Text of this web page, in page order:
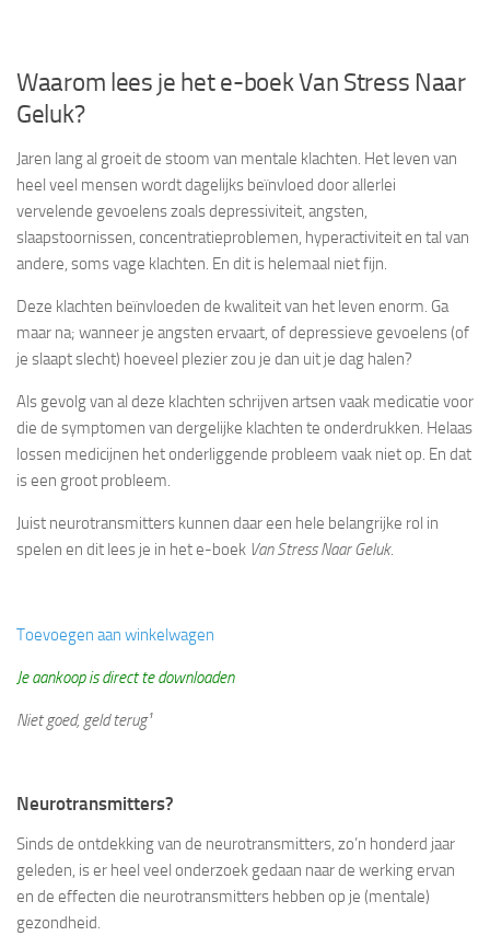
Waarom lees je het e-boek Van Stress Naar
Geluk?
Jaren lang al groeit de stoom van mentale klachten. Het leven van
heel veel mensen wordt dagelijks beïnvloed door allerlei
vervelende gevoelens zoals depressiviteit, angsten,
slaapstoornissen, concentratieproblemen, hyperactiviteit en tal van
andere, soms vage klachten. En dit is helemaal niet fijn.
Deze klachten beïnvloeden de kwaliteit van het leven enorm. Ga
maar na; wanneer je angsten ervaart, of depressieve gevoelens (of
je slaapt slecht) hoeveel plezier zou je dan uit je dag halen?
Als gevolg van al deze klachten schrijven artsen vaak medicatie voor
die de symptomen van dergelijke klachten te onderdrukken. Helaas
lossen medicijnen het onderliggende probleem vaak niet op. En dat
is een groot probleem.
Juist neurotransmitters kunnen daar een hele belangrijke rol in
spelen en dit lees je in het e-boek Van Stress Naar Geluk.
Toevoegen aan winkelwagen
Je aankoop is direct te downloaden
Niet goed, geld terug¹
Neurotransmitters?
Sinds de ontdekking van de neurotransmitters, zo’n honderd jaar
geleden, is er heel veel onderzoek gedaan naar de werking ervan
en de effecten die neurotransmitters hebben op je (mentale)
gezondheid.